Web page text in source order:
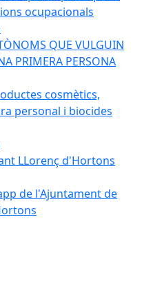
ocupacionals
QUE VULGUIN
PRIMERA PERSONA
cosmètics,
personal i biocides
LLorenç d'Hortons
de l'Ajuntament de